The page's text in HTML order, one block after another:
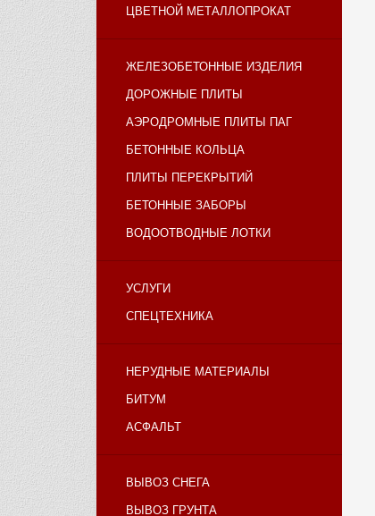
ЦВЕТНОЙ МЕТАЛЛОПРОКАТ
ЖЕЛЕЗОБЕТОННЫЕ ИЗДЕЛИЯ
ДОРОЖНЫЕ ПЛИТЫ
АЭРОДРОМНЫЕ ПЛИТЫ ПАГ
БЕТОННЫЕ КОЛЬЦА
ПЛИТЫ ПЕРЕКРЫТИЙ
БЕТОННЫЕ ЗАБОРЫ
ВОДООТВОДНЫЕ ЛОТКИ
УСЛУГИ
СПЕЦТЕХНИКА
НЕРУДНЫЕ МАТЕРИАЛЫ
БИТУМ
АСФАЛЬТ
ВЫВОЗ СНЕГА
ВЫВОЗ ГРУНТА